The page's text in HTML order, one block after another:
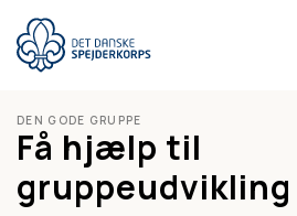
hovedindhold
DEN GODE GRUPPE
Få hjælp til
gruppeudvikling